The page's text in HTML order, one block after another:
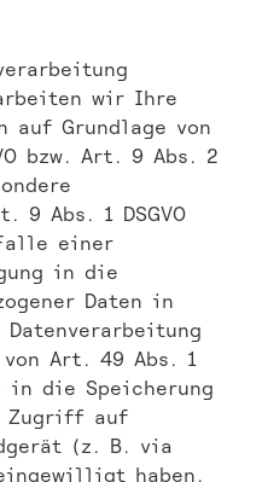
wir Ihre
auf Grundlage von
bzw. Art. 9 Abs. 2
9 Abs. 1 DSGVO
einer
in die
Daten in
von Art. 49 Abs. 1
in die Speicherung
Zugriff auf
(z. B. via
haben,